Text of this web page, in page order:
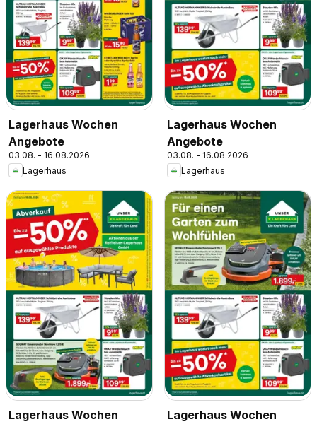
Lagerhaus Wochen
Angebote
03.08. - 16.08.2026
Lagerhaus
Lagerhaus Wochen
Angebote
03.08. - 16.08.2026
Lagerhaus
Lagerhaus Wochen
Lagerhaus Wochen